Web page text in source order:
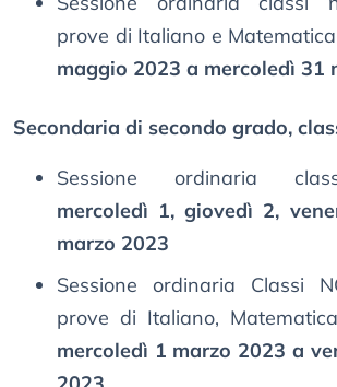
prove di Italiano e
maggio 2023 a mercoledì 31
Secondaria di secondo grado,
Sessione ordinaria
mercoledì 1, giovedì 2,
marzo 2023
Sessione ordinaria Classi
prove di Italiano,
mercoledì 1 marzo 2023 a